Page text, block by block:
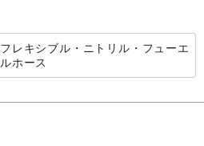
フレキシブル・ニトリル・フューエ
ルホース